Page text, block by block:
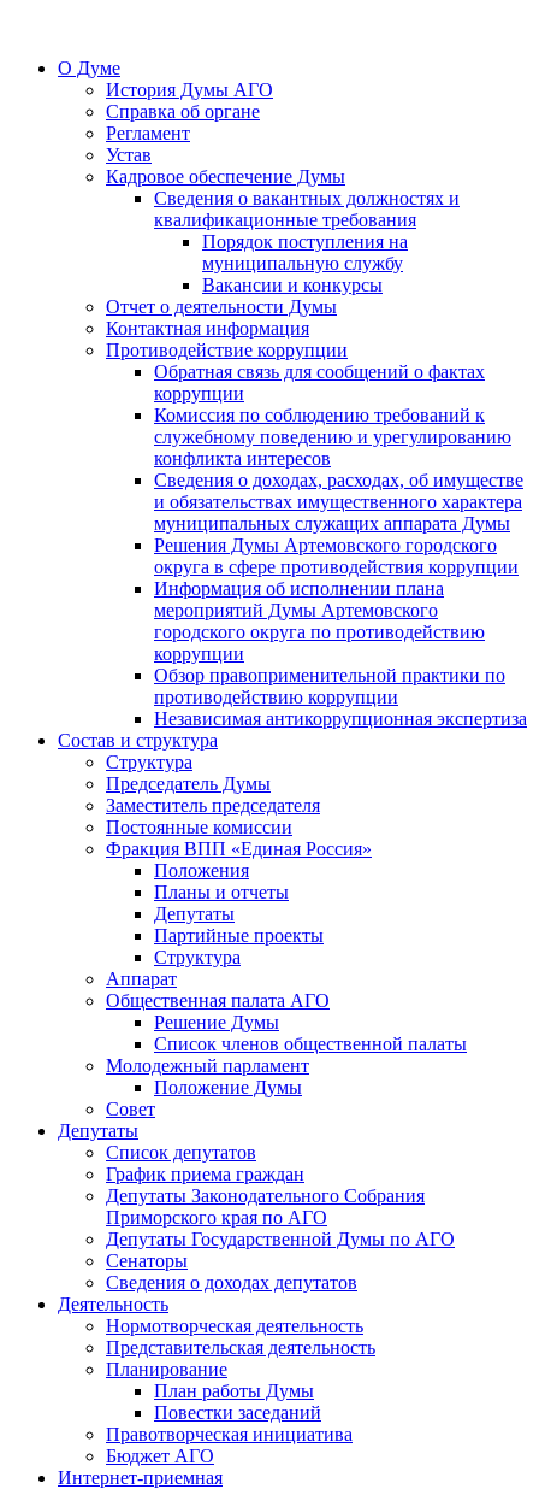
О Думе
История Думы АГО
Справка об органе
Регламент
Устав
Кадровое обеспечение Думы
Сведения о вакантных должностях и
квалификационные требования
Порядок поступления на
муниципальную службу
Вакансии и конкурсы
Отчет о деятельности Думы
Контактная информация
Противодействие коррупции
Обратная связь для сообщений о фактах
коррупции
Комиссия по соблюдению требований к
служебному поведению и урегулированию
конфликта интересов
Сведения о доходах, расходах, об имуществе
и обязательствах имущественного характера
муниципальных служащих аппарата Думы
Решения Думы Артемовского городского
округа в сфере противодействия коррупции
Информация об исполнении плана
мероприятий Думы Артемовского
городского округа по противодействию
коррупции
Обзор правоприменительной практики по
противодействию коррупции
Независимая антикоррупционная экспертиза
Состав и структура
Структура
Председатель Думы
Заместитель председателя
Постоянные комиссии
Фракция ВПП «Единая Россия»
Положения
Планы и отчеты
Депутаты
Партийные проекты
Структура
Аппарат
Общественная палата АГО
Решение Думы
Список членов общественной палаты
Молодежный парламент
Положение Думы
Совет
Депутаты
Список депутатов
График приема граждан
Депутаты Законодательного Собрания
Приморского края по АГО
Депутаты Государственной Думы по АГО
Сенаторы
Сведения о доходах депутатов
Деятельность
Нормотворческая деятельность
Представительская деятельность
Планирование
План работы Думы
Повестки заседаний
Правотворческая инициатива
Бюджет АГО
Интернет-приемная